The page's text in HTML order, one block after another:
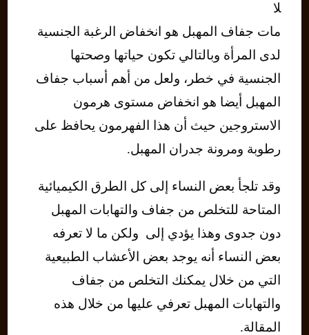
لا
مات جفاف المهبل هو انخفاض الرغبة الجنسية
لدى المرأة وبالتالي تكون حياتها وصحتها
الجنسية في خطر، ولعل من أهم أسباب جفاف
المهبل أيضا هو انخفاض مستوى هرمون
الاستروجين حيث أن هذا الفهرمون يحافظ على
رطوبة ومرونة جدران المهبل.
وقد تلجأ بعض النساء إلى كل الطرق الكيميائية
المتاحة للتخلص من جفاف والتهابات المهبل
دون جدوى وهذا يؤدي إلى ولكن ما لا تعرفه
بعض النساء أنه يوجد بعض الأعشاب الطبيعية
التي من خلال يمكنك التخلص من جفاف
والتهابات المهبل تعرفي عليها من خلال هذه
المقالة.